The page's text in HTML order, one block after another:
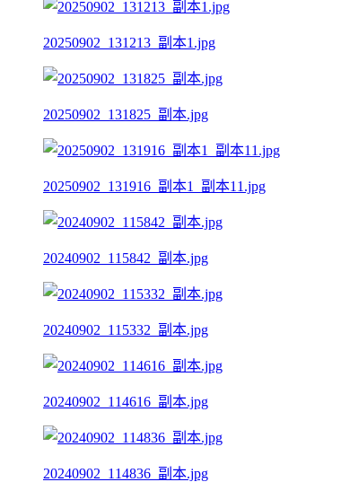
20250902_131213_副本1.jpg
20250902_131825_副本.jpg
20250902_131916_副本1_副本11.jpg
20240902_115842_副本.jpg
20240902_115332_副本.jpg
20240902_114616_副本.jpg
20240902_114836_副本.jpg